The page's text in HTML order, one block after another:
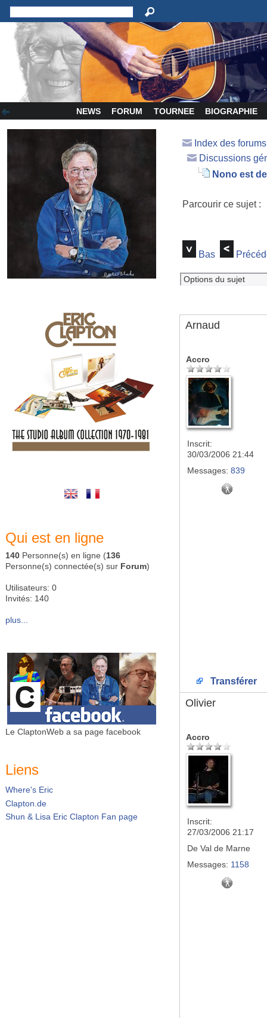
NEWS FORUM TOURNEE BIOGRAPHIE
Qui est en ligne
140 Personne(s) en ligne (136
Personne(s) connectée(s) sur Forum)
Utilisateurs: 0
Invités: 140
plus...
Le ClaptonWeb a sa page facebook
Liens
Where's Eric
Clapton.de
Shun & Lisa Eric Clapton Fan page
Index des
Discussions
Nono est
Parcourir ce sujet
Bas
Arnaud
Accro
Inscrit:
30/03/2006 21:44
Messages: 839
Transférer
Olivier
Accro
Inscrit:
27/03/2006 21:17
De Val de Marne
Messages: 1158